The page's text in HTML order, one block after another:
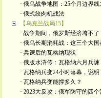
· 俄乌战争地图：25个月边界线
· 俄式绞肉机战法
【乌克兰战局15】
· 战争期间，俄罗斯经济垮不了
· 俄乌长期消耗战：这三个大国
· 兵谏后的瓦格纳现状
· 俄版水浒传：瓦格纳六月兵谏
· 瓦格纳兵变24小时落幕，说明
· 瓦格纳兵变能撑多久？
· 2023大反攻：俄军防守的四个